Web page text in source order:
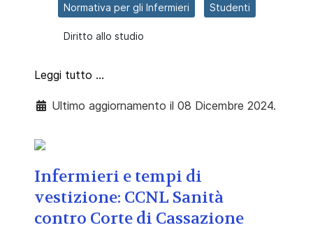
Normativa per gli Infermieri Studenti
Diritto allo studio
Leggi tutto …
Ultimo aggiornamento il 08 Dicembre 2024.
Infermieri e tempi di
vestizione: CCNL Sanità
contro Corte di Cassazione